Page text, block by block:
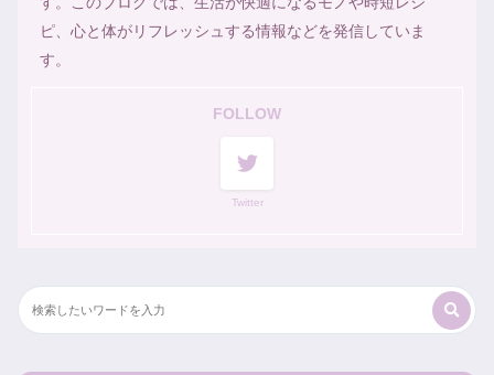
ピ、心と体がリフレッシュする情報などを発信していま
す。
FOLLOW
Twitter